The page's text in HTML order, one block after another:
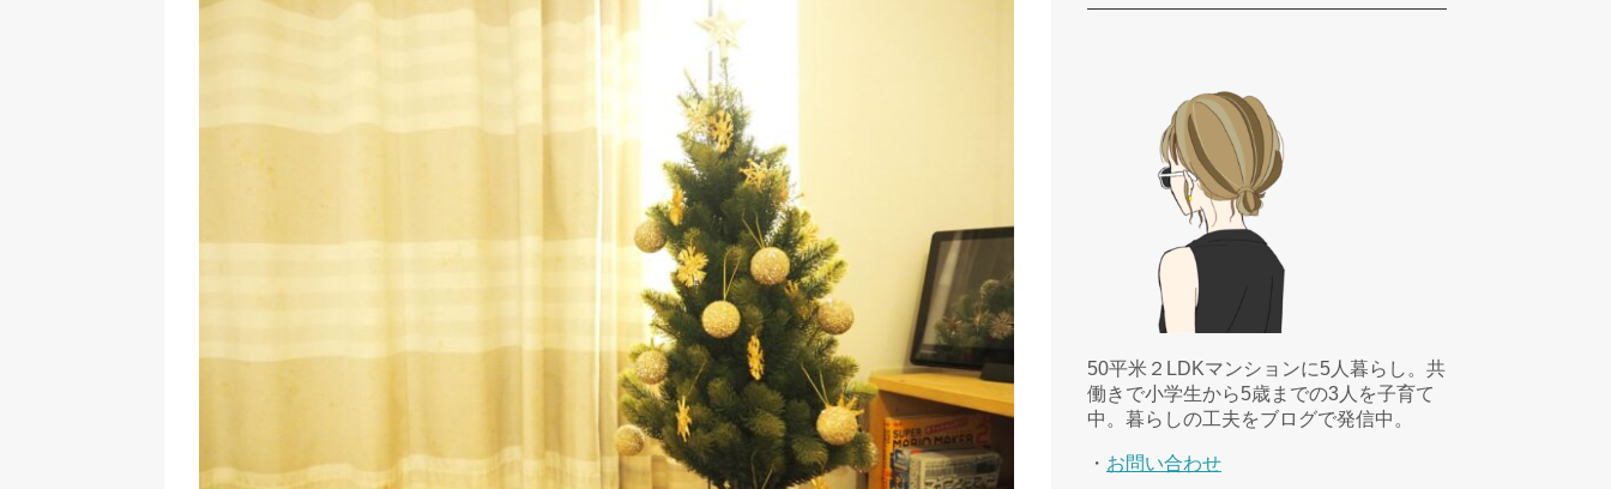
50平米２LDKマンションに5人暮らし。共
働きで小学生から5歳までの3人を子育て
中。暮らしの工夫をブログで発信中。
・ お問い合わせ